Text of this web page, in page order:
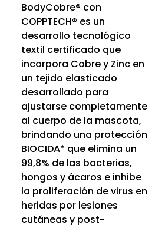
BodyCobre® con
COPPTECH® es un
desarrollo tecnológico
textil certificado que
incorpora Cobre y Zinc en
un tejido elasticado
desarrollado para
ajustarse completamente
al cuerpo de la mascota,
brindando una protección
BIOCIDA* que elimina un
99,8% de las bacterias,
hongos y ácaros e inhibe
la proliferación de virus en
heridas por lesiones
cutáneas y post-